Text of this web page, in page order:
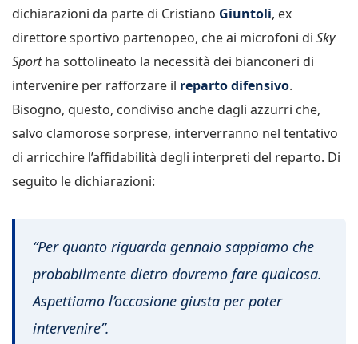
dichiarazioni da parte di Cristiano Giuntoli, ex
direttore sportivo partenopeo, che ai microfoni di Sky
Sportha sottolineato la necessità dei bianconeri di
intervenire per rafforzare il reparto difensivo.
Bisogno, questo, condiviso anche dagli azzurri che,
salvo clamorose sorprese, interverranno nel tentativo
di arricchire l’affidabilità degli interpreti del reparto. Di
seguito le dichiarazioni:
“Per quanto riguarda gennaio sappiamo che
probabilmente dietro dovremo fare qualcosa.
Aspettiamo l’occasione giusta per poter
intervenire”.